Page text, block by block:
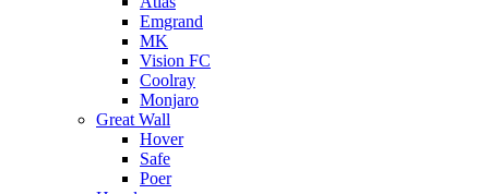
Emgrand
MK
Vision FC
Coolray
Monjaro
Great Wall
Hover
Safe
Poer